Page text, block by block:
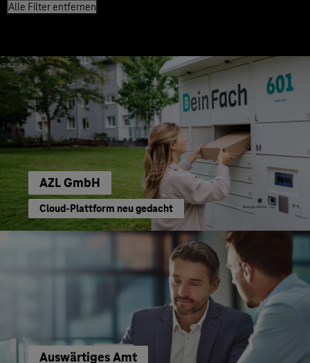
Alle Filter entfernen
AZL GmbH
Cloud-Plattform neu gedacht
Auswärtiges Amt